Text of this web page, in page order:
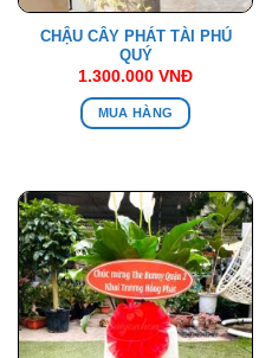
CHẬU CÂY PHÁT TÀI PHÚ
QUÝ
1.300.000 VNĐ
MUA HÀNG